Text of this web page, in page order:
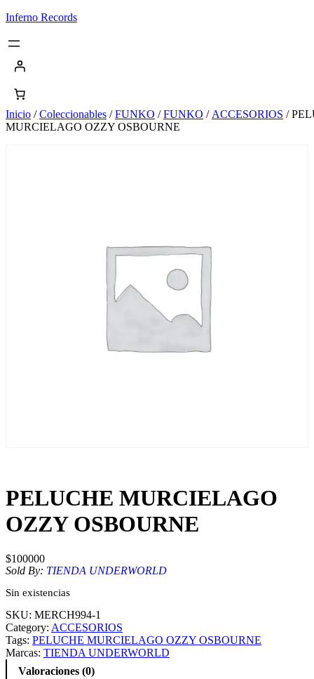
Saltar
contenido
Inferno Records
Inicio /Coleccionables /FUNKO /FUNKO / ACCESORIOS /
MURCIELAGO OZZY OSBOURNE
PELUCHE MURCIELAGO
OZZY OSBOURNE
$100000
Sold By: TIENDA UNDERWORLD
Sin existencias
SKU: MERCH994-1
Category: ACCESORIOS
Tags: PELUCHE MURCIELAGO OZZY OSBOURNE
Marcas: TIENDA UNDERWORLD
Valoraciones (0)